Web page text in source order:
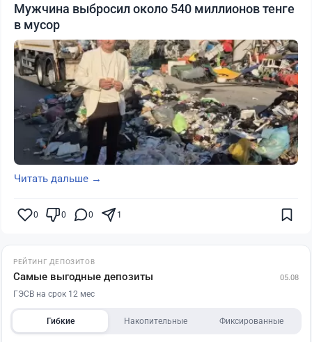
Мужчина выбросил около 540 миллионов тенге
в мусор
Читать дальше →
0 0 0 1
РЕЙТИНГ ДЕПОЗИТОВ
Самые выгодные депозиты 05.08
ГЭСВ на срок 12 мес
Гибкие Накопительные Фиксированные